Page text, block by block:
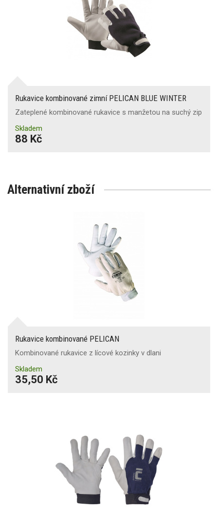
Rukavice kombinované zimní PELICAN BLUE WINTER
Zateplené kombinované rukavice s manžetou na suchý zip
Skladem
88 Kč
Alternativní zboží
Rukavice kombinované PELICAN
Kombinované rukavice z lícové kozinky v dlani
Skladem
35,50 Kč